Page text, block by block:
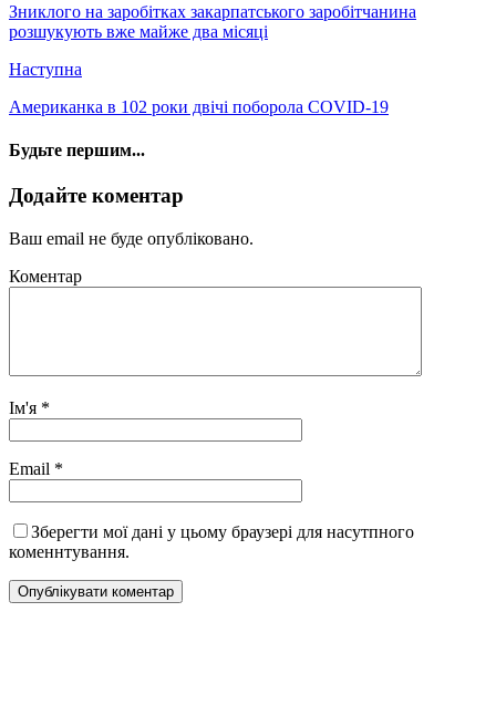
Зниклого на заробітках закарпатського заробітчанина
розшукують вже майже два місяці
Наступна
Американка в 102 роки двічі поборола COVID-19
Будьте першим...
Додайте коментар
Ваш email не буде опубліковано.
Коментар
Ім'я *
Email *
Зберегти мої дані у цьому браузері для насутпного
коменнтування.